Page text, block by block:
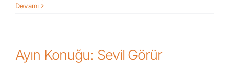
Devamı
Ayın Konuğu: Sevil Görür